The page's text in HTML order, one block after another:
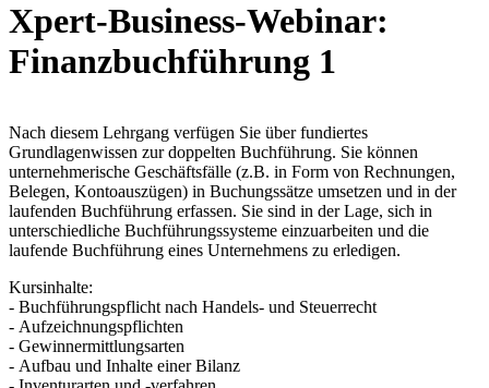
Xpert-Business-Webinar:
Finanzbuchführung 1
Nach diesem Lehrgang verfügen Sie über fundiertes
Grundlagenwissen zur doppelten Buchführung. Sie können
unternehmerische Geschäftsfälle (z.B. in Form von Rechnungen,
Belegen, Kontoauszügen) in Buchungssätze umsetzen und in der
laufenden Buchführung erfassen. Sie sind in der Lage, sich in
unterschiedliche Buchführungssysteme einzuarbeiten und die
laufende Buchführung eines Unternehmens zu erledigen.
Kursinhalte:
- Buchführungspflicht nach Handels- und Steuerrecht
- Aufzeichnungspflichten
- Gewinnermittlungsarten
- Aufbau und Inhalte einer Bilanz